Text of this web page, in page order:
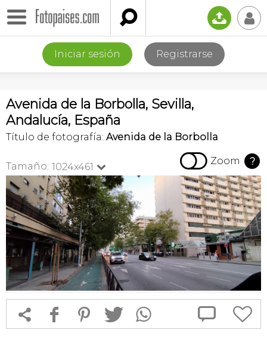
 📤 👤
Iniciar sesión Registrarse
Avenida de la Borbolla, Sevilla,
Andalucía, España
Título de fotografía: Avenida de la Borbolla
Tamaño: 1024x461   Zoom ?
 f 1 T  